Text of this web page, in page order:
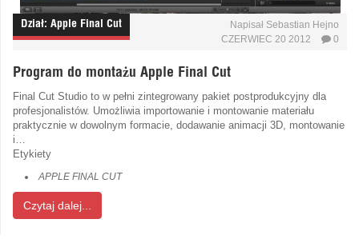
Dział: Apple Final Cut Napisał Sebastian Hejno
CZERWIEC 20 2012
0
Program do montażu Apple Final Cut
Final Cut Studio to w pełni zintegrowany pakiet postprodukcyjny dla
profesjonalistów. Umożliwia importowanie i montowanie materiału
praktycznie w dowolnym formacie, dodawanie animacji 3D, montowanie
i…
Etykiety
APPLE FINAL CUT
Czytaj dalej...